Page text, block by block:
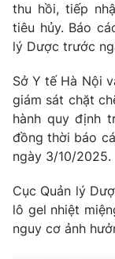
VTV Money
Thị trường 24h
VTV4
VTV9
thu hồi, tiếp
tiêu hủy. Báo
lý Dược trước
Sở Y tế Hà Nội
giám sát chặt
hành quy định
đồng thời báo
ngày 3/10/2025.
Cục Quản lý
lô gel nhiệt
nguy cơ ảnh